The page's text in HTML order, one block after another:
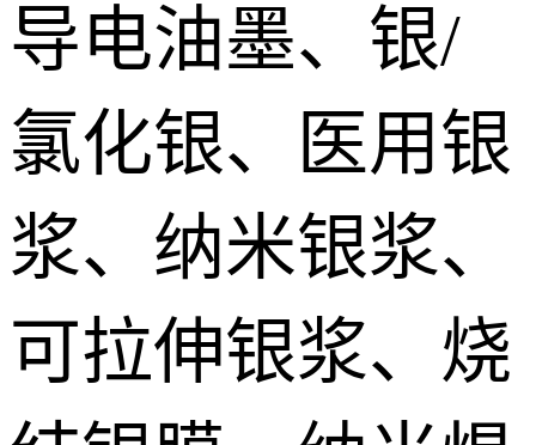
导电油墨、银/
氯化银、医用银
浆、纳米银浆、
可拉伸银浆、烧
氮化铝/金刚石烧结银 AlN/Diamond sintered silver Paste
DTS预烧结银焊片 Die Top System sintered paste